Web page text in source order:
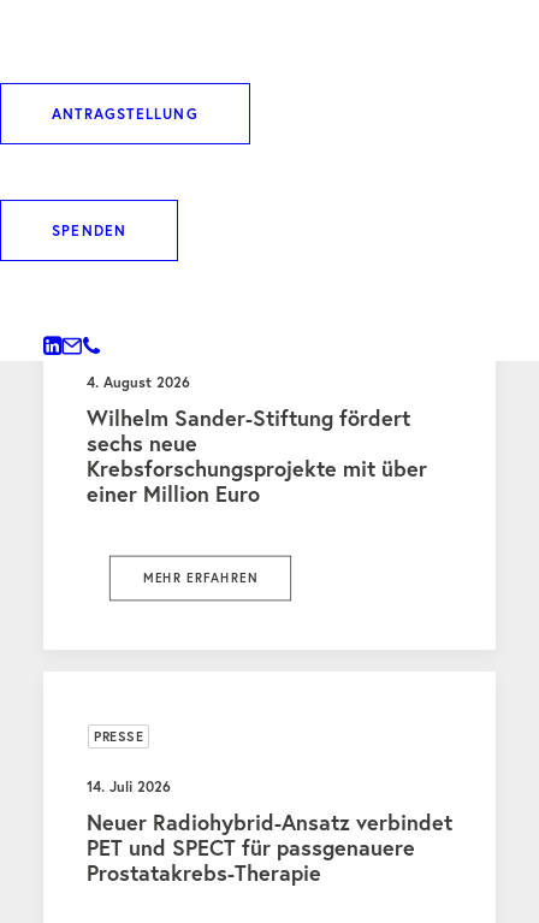
ANTRAGSTELLUNG
SPENDEN
4. August 2026
Wilhelm Sander-Stiftung fördert
sechs neue
Krebsforschungsprojekte mit über
einer Million Euro
MEHR ERFAHREN
PRESSE
14. Juli 2026
Neuer Radiohybrid-Ansatz verbindet
PET und SPECT für passgenauere
Prostatakrebs-Therapie